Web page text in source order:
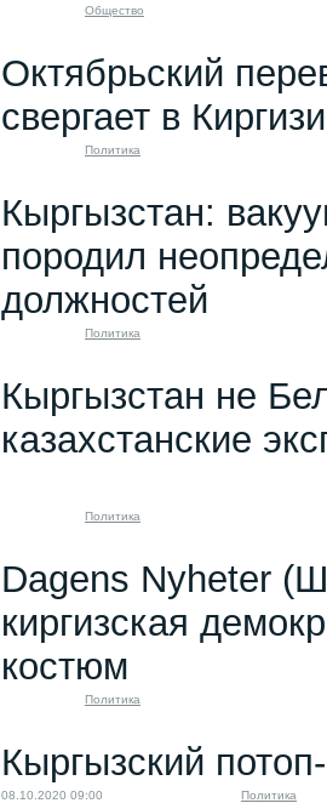
Общество
Октябрьский
свергает в
Политика
Кыргызстан:
породил
должностей
Политика
Кыргызстан не
казахстанские
Политика
Dagens Nyheter
киргизская
костюм
Политика
Кыргызский
08.10.2020 09:00 Политика